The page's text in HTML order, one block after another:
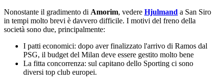
Nonostante il gradimento di Amorim, vedere Hjulmand a San Siro
in tempi molto brevi è davvero difficile. I motivi del freno della
società sono due, principalmente:
I patti economici: dopo aver finalizzato l'arrivo di Ramos dal
PSG, il budget del Milan deve essere gestito molto bene
La fitta concorrenza: sul capitano dello Sporting ci sono
diversi top club europei.